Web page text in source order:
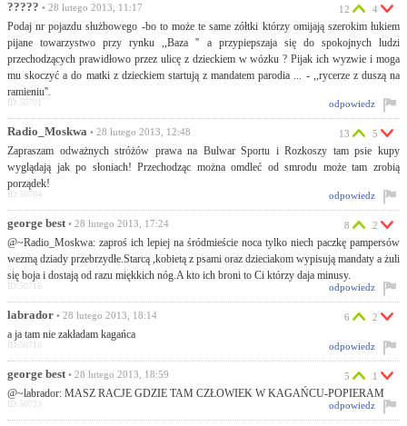
????? • 28 lutego 2013, 11:17
Podaj nr pojazdu służbowego -bo to może te same zółtki którzy omijają szerokim łukiem
pijane towarzystwo przy rynku ,,Baza '' a przypiepszaja się do spokojnych ludzi
przechodzących prawidłowo przez ulicę z dzieckiem w wózku ? Pijak ich wyzwie i moga
mu skoczyć a do matki z dzieckiem startują z mandatem parodia ... - ,,rycerze z duszą na
ramieniu''.
12 4
odpowiedz
ID:50701
Radio_Moskwa • 28 lutego 2013, 12:48
Zapraszam odważnych stróżów prawa na Bulwar Sportu i Rozkoszy tam psie kupy
wyglądają jak po słoniach! Przechodząc można omdleć od smrodu może tam zrobią
porządek!
13 5
odpowiedz
ID:50704
george best • 28 lutego 2013, 17:24
@~Radio_Moskwa: zaproś ich lepiej na śródmieście noca tylko niech paczkę pampersów
wezmą dziady przebrzydłe.Starcą ,kobietą z psami oraz dzieciakom wypisują mandaty a żuli
się boja i dostają od razu miękkich nóg.A kto ich broni to Ci którzy daja minusy.
8 2
odpowiedz
ID:50716
labrador • 28 lutego 2013, 18:14
a ja tam nie zakładam kagańca
6 2
odpowiedz
ID:50718
george best • 28 lutego 2013, 18:59
@~labrador: MASZ RACJE GDZIE TAM CZŁOWIEK W KAGAŃCU-POPIERAM
5 1
odpowiedz
ID:50723